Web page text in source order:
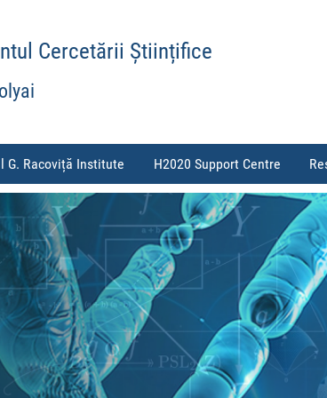
Cercetării Științifice
G. Racoviță Institute H2020 Support Centre